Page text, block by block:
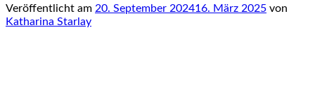
Veröffentlicht am 20. September 202416. März 2025 von
Katharina Starlay